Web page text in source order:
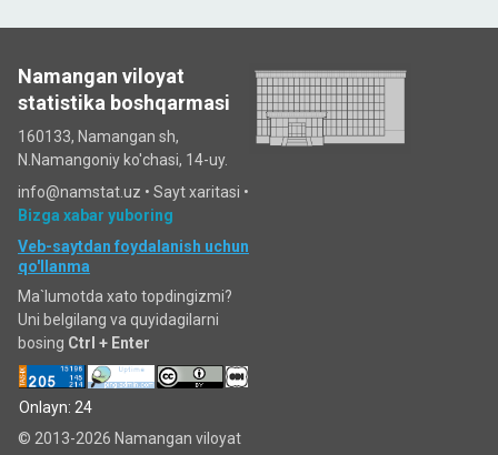
Namangan viloyat
statistika boshqarmasi
160133, Namangan sh,
N.Namangoniy ko'chasi, 14-uy.
info@namstat.uz • Sayt xaritasi •
Bizga xabar yuboring
Veb-saytdan foydalanish uchun
qo'llanma
Ma`lumotda xato topdingizmi?
Uni belgilang va quyidagilarni
bosing Ctrl + Enter
Onlayn: 24
© 2013-2026 Namangan viloyat